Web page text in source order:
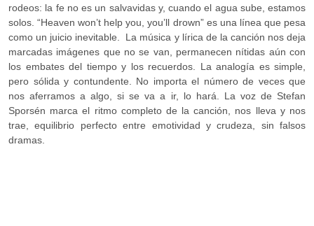
rodeos: la fe no es un salvavidas y, cuando el agua sube, estamos
solos. “Heaven won’t help you, you’ll drown” es una línea que pesa
como un juicio inevitable. La música y lírica de la canción nos deja
marcadas imágenes que no se van, permanecen nítidas aún con
los embates del tiempo y los recuerdos. La analogía es simple,
pero sólida y contundente. No importa el número de veces que
nos aferramos a algo, si se va a ir, lo hará. La voz de Stefan
Sporsén marca el ritmo completo de la canción, nos lleva y nos
trae, equilibrio perfecto entre emotividad y crudeza, sin falsos
dramas.